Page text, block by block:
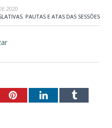
2020
, PAUTAS E ATAS DAS SESSÕES
PinterestLinkedInTumblr